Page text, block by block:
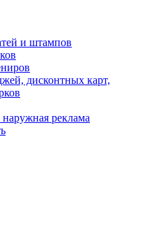
и штампов
дисконтных карт,
реклама